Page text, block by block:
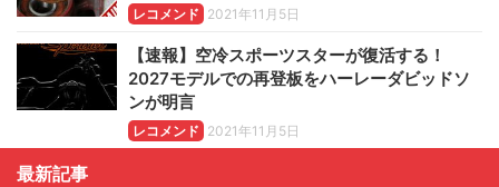
レコメンド 2021年11月5日
【速報】空冷スポーツスターが復活する！
2027モデルでの再登板をハーレーダビッドソ
ンが明言
レコメンド 2021年11月5日
最新記事